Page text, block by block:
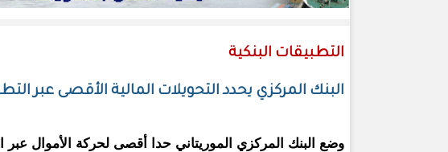
التطبيقات البنكية
البنك المركزي يحدد التحويلات المالية الأقصى عبر
وضع البنك المركزي الموريتاني حدا أقصى لحركة الأموال عبر